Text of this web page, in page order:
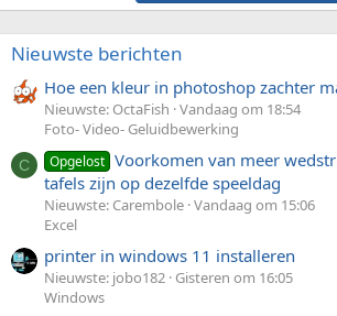
Nieuwste berichten
Hoe een kleur in photoshop zachter
Nieuwste: OctaFish Vandaag om 18:54
Foto- Video- Geluidbewerking
C Opgelost Voorkomen van meer
tafels zijn op dezelfde speeldag
Nieuwste: Carembole Vandaag om 15:06
Excel
printer in windows 11 installeren
Nieuwste: jobo182 Gisteren om 16:05
Windows